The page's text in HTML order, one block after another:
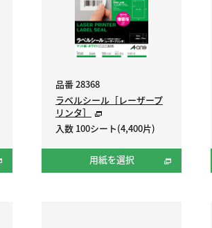
品番 28368
ラベルシール［レーザープ
リンタ］
入数 100シート(4,400片)
用紙を選択